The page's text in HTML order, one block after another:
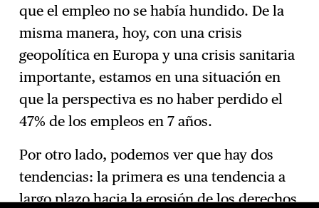
que el empleo no se había hundido. De la
misma manera, hoy, con una crisis
geopolítica en Europa y una crisis sanitaria
importante, estamos en una situación en
que la perspectiva es no haber perdido el
47% de los empleos en 7 años.
Por otro lado, podemos ver que hay dos
tendencias: la primera es una tendencia a
largo plazo hacia la erosión de los derechos